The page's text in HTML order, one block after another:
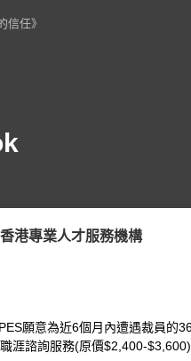
信任》
港專業人才服務機構
願意為近6個月內遭遇裁員的
涯諮詢服務(原價$2,400-$3,600)